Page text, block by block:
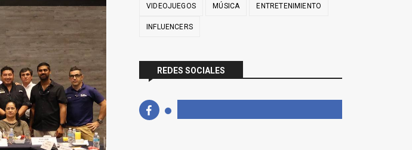
VIDEOJUEGOS MÚSICA ENTRETENIMIENTO
INFLUENCERS
REDES SOCIALES